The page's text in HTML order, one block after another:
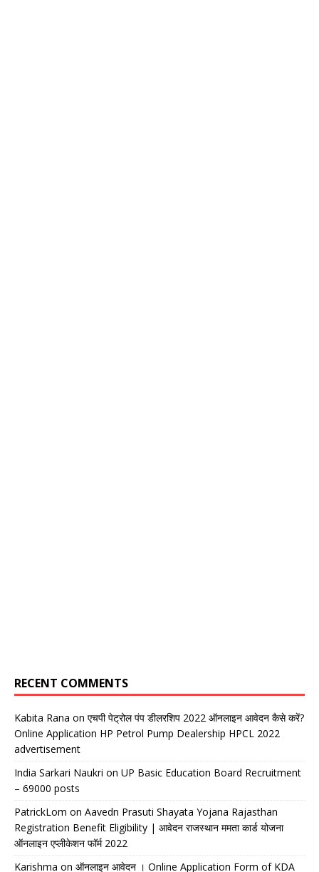
RECENT COMMENTS
Kabita Rana on एचपी पेट्रोल पंप डीलरशिप 2022 ऑनलाइन आवेदन कैसे करें?
Online Application HP Petrol Pump Dealership HPCL 2022
advertisement
India Sarkari Naukri on UP Basic Education Board Recruitment
– 69000 posts
PatrickLom on Aavedn Prasuti Shayata Yojana Rajasthan
Registration Benefit Eligibility | आवेदन राजस्थान ममता कार्ड योजना
ऑनलाइन एप्लीकेशन फॉर्म 2022
Karishma on ऑनलाइन आवेदन । Online Application Form of KDA